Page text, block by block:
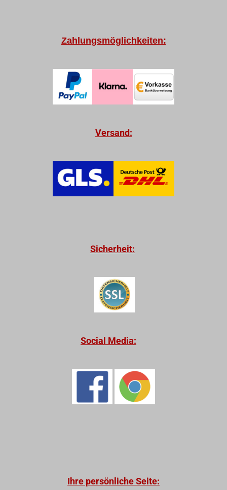
Zahlungsmöglichkeiten:
Versand:
Sicherheit:
Social Media:
Ihre persönliche Seite: